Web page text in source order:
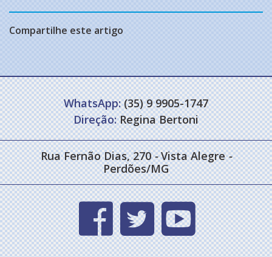
Compartilhe este artigo
WhatsApp:(35) 9 9905-1747
Direção:Regina Bertoni
Rua Fernão Dias, 270- Vista Alegre-
Perdões/MG